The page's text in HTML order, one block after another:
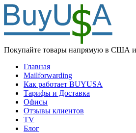
Покупайте товары напрямую в США и
Главная
Mailforwarding
Как работает BUYUSA
Тарифы и Доставка
Офисы
Отзывы клиентов
TV
Блог